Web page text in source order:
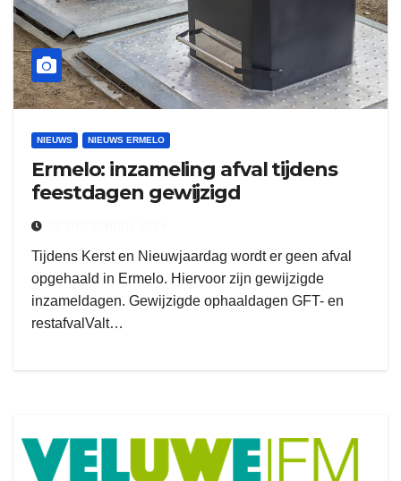
NIEUWS NIEUWS ERMELO
Ermelo: inzameling afval tijdens
feestdagen gewijzigd
Tijdens Kerst en Nieuwjaardag wordt er geen afval
opgehaald in Ermelo. Hiervoor zijn gewijzigde
inzameldagen. Gewijzigde ophaaldagen GFT- en
restafvalValt…